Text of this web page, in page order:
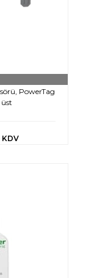
PowerTag
KDV